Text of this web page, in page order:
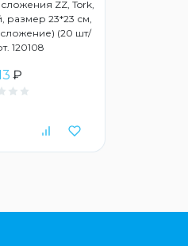
ZZ, Tork,
размер 23*23 см,
(20 шт/
120108
₽